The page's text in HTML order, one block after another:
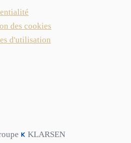
des cookies
d'utilisation
KLARSEN